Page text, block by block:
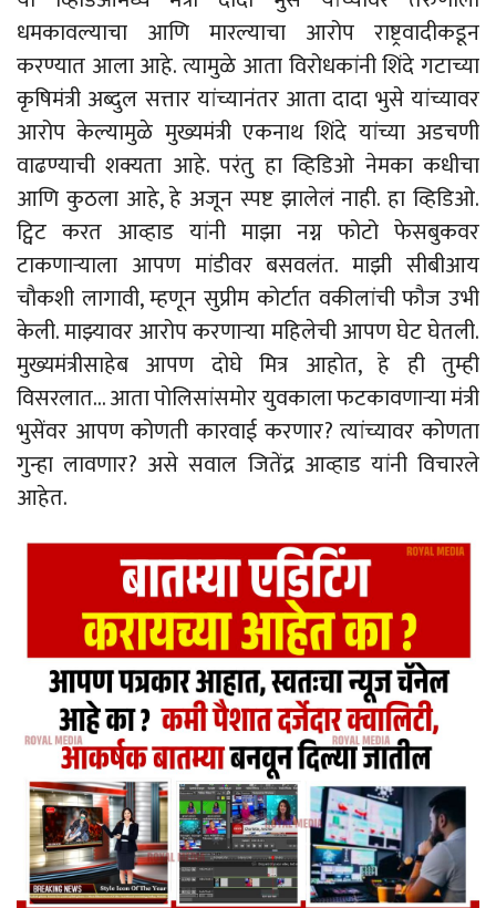
धमकावल्याचा आणि मारल्याचा आरोप राष्ट्रवादीकडून
करण्यात आला आहे. त्यामुळे आता विरोधकांनी शिंदे गटाच्या
कृषिमंत्री अब्दुल सत्तार यांच्यानंतर आता दादा भुसे यांच्यावर
आरोप केल्यामुळे मुख्यमंत्री एकनाथ शिंदे यांच्या अडचणी
वाढण्याची शक्यता आहे. परंतु हा व्हिडिओ नेमका कधीचा
आणि कुठला आहे, हे अजून स्पष्ट झालेलं नाही. हा व्हिडिओ.
ट्विट करत आव्हाड यांनी माझा नग्न फोटो फेसबुकवर
टाकणाऱ्याला आपण मांडीवर बसवलंत. माझी सीबीआय
चौकशी लागावी, म्हणून सुप्रीम कोर्टात वकीलांची फौज उभी
केली. माझ्यावर आरोप करणाऱ्या महिलेची आपण घेट घेतली.
मुख्यमंत्रीसाहेब आपण दोघे मित्र आहोत, हे ही तुम्ही
विसरलात… आता पोलिसांसमोर युवकाला फटकावणाऱ्या मंत्री
भुसेंवर आपण कोणती कारवाई करणार? त्यांच्यावर कोणता
गुन्हा लावणार? असे सवाल जितेंद्र आव्हाड यांनी विचारले
आहेत.